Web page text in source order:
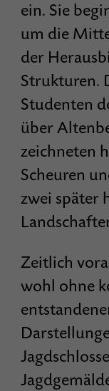
ein. Sie
um die
der
Strukturen.
Studenten
über
zeichneten
Scheuren
zwei später
Zeitlich
wohl ohne